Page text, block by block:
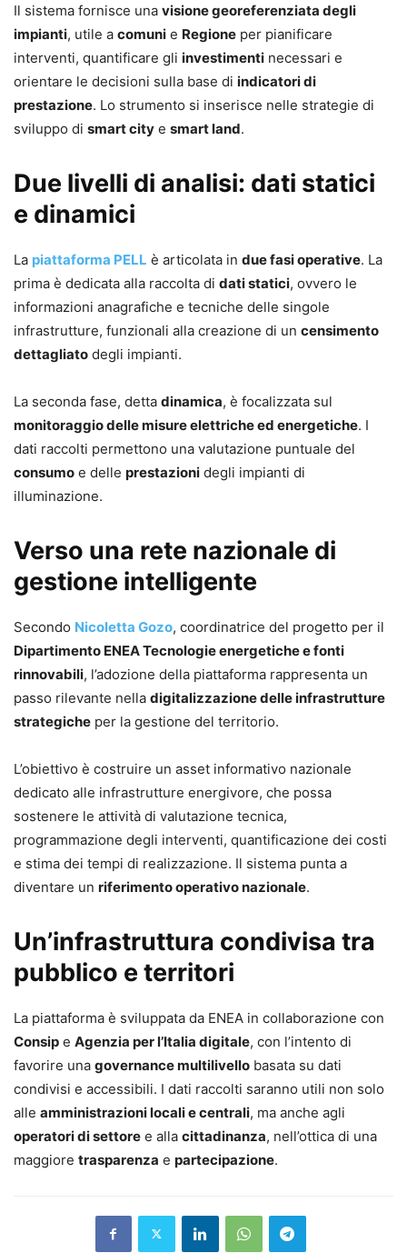
Il sistema fornisce una visione georeferenziata degli
impianti, utile a comuni e Regione per pianificare
interventi, quantificare gli investimenti necessari e
orientare le decisioni sulla base di indicatori di
prestazione. Lo strumento si inserisce nelle strategie di
sviluppo di smart city e smart land.
Due livelli di analisi: dati statici
e dinamici
La piattaforma PELL è articolata in due fasi operative. La
prima è dedicata alla raccolta di dati statici, ovvero le
informazioni anagrafiche e tecniche delle singole
infrastrutture, funzionali alla creazione di un censimento
dettagliato degli impianti.
La seconda fase, detta dinamica, è focalizzata sul
monitoraggio delle misure elettriche ed energetiche. I
dati raccolti permettono una valutazione puntuale del
consumo e delle prestazioni degli impianti di
illuminazione.
Verso una rete nazionale di
gestione intelligente
Secondo Nicoletta Gozo, coordinatrice del progetto per il
Dipartimento ENEA Tecnologie energetiche e fonti
rinnovabili, l’adozione della piattaforma rappresenta un
passo rilevante nella digitalizzazione delle infrastrutture
strategiche per la gestione del territorio.
L’obiettivo è costruire un asset informativo nazionale
dedicato alle infrastrutture energivore, che possa
sostenere le attività di valutazione tecnica,
programmazione degli interventi, quantificazione dei costi
e stima dei tempi di realizzazione. Il sistema punta a
diventare un riferimento operativo nazionale.
Un’infrastruttura condivisa tra
pubblico e territori
La piattaforma è sviluppata da ENEA in collaborazione con
Consip e Agenzia per l’Italia digitale, con l’intento di
favorire una governance multilivello basata su dati
condivisi e accessibili. I dati raccolti saranno utili non solo
alle amministrazioni locali e centrali, ma anche agli
operatori di settore e alla cittadinanza, nell’ottica di una
maggiore trasparenza e partecipazione.